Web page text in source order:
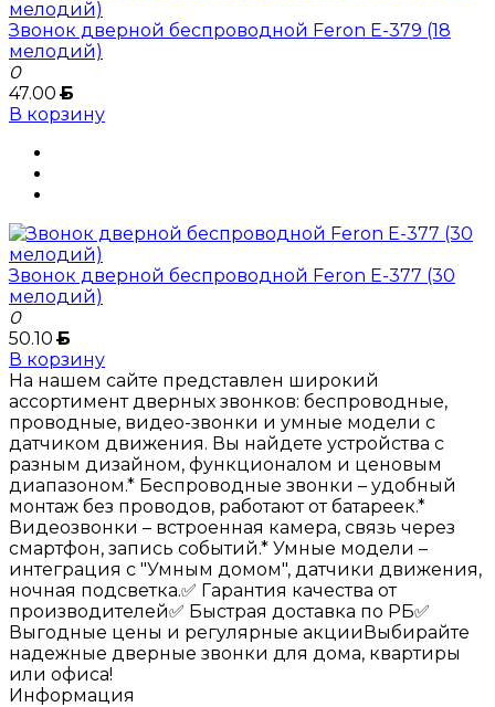
Звонок дверной беспроводной Feron E-379 (18
мелодий)
0
47.00Б
В корзину
Звонок дверной беспроводной Feron E-377 (30
мелодий)
0
50.10Б
В корзину
На нашем сайте представлен широкий
ассортимент дверных звонков: беспроводные,
проводные, видео-звонки и умные модели с
датчиком движения. Вы найдете устройства с
разным дизайном, функционалом и ценовым
диапазоном.* Беспроводные звонки – удобный
монтаж без проводов, работают от батареек.*
Видеозвонки – встроенная камера, связь через
смартфон, запись событий.* Умные модели –
интеграция с "Умным домом", датчики движения,
ночная подсветка.✅ Гарантия качества от
производителей✅ Быстрая доставка по РБ✅
Выгодные цены и регулярные акцииВыбирайте
надежные дверные звонки для дома, квартиры
или офиса!
Информация